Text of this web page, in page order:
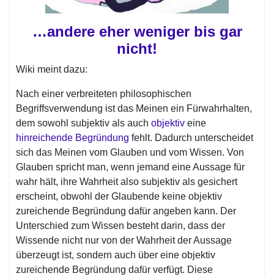
…andere eher weniger bis gar
nicht!
Wiki meint dazu:
Nach einer verbreiteten philosophischen
Begriffsverwendung ist das Meinen ein Fürwahrhalten,
dem sowohl subjektiv als auch objektiv eine
hinreichende Begründung fehlt. Dadurch unterscheidet
sich das Meinen vom Glauben und vom Wissen. Von
Glauben spricht man, wenn jemand eine Aussage für
wahr hält, ihre Wahrheit also subjektiv als gesichert
erscheint, obwohl der Glaubende keine objektiv
zureichende Begründung dafür angeben kann. Der
Unterschied zum Wissen besteht darin, dass der
Wissende nicht nur von der Wahrheit der Aussage
überzeugt ist, sondern auch über eine objektiv
zureichende Begründung dafür verfügt. Diese